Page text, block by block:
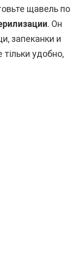
щавель по
. Он
запеканки и
удобно,